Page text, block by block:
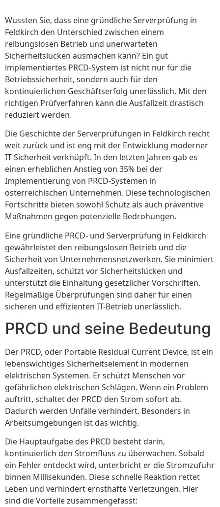
Wussten Sie, dass eine gründliche Serverprüfung in
Feldkirch den Unterschied zwischen einem
reibungslosen Betrieb und unerwarteten
Sicherheitslücken ausmachen kann? Ein gut
implementiertes PRCD-System ist nicht nur für die
Betriebssicherheit, sondern auch für den
kontinuierlichen Geschäftserfolg unerlässlich. Mit den
richtigen Prüfverfahren kann die Ausfallzeit drastisch
reduziert werden.
Die Geschichte der Serverprüfungen in Feldkirch reicht
weit zurück und ist eng mit der Entwicklung moderner
IT-Sicherheit verknüpft. In den letzten Jahren gab es
einen erheblichen Anstieg von 35% bei der
Implementierung von PRCD-Systemen in
österreichischen Unternehmen. Diese technologischen
Fortschritte bieten sowohl Schutz als auch präventive
Maßnahmen gegen potenzielle Bedrohungen.
Eine gründliche PRCD- und Serverprüfung in Feldkirch
gewährleistet den reibungslosen Betrieb und die
Sicherheit von Unternehmensnetzwerken. Sie minimiert
Ausfallzeiten, schützt vor Sicherheitslücken und
unterstützt die Einhaltung gesetzlicher Vorschriften.
Regelmäßige Überprüfungen sind daher für einen
sicheren und effizienten IT-Betrieb unerlässlich.
PRCD und seine Bedeutung
Der PRCD, oder Portable Residual Current Device, ist ein
lebenswichtiges Sicherheitselement in modernen
elektrischen Systemen. Er schützt Menschen vor
gefährlichen elektrischen Schlägen. Wenn ein Problem
auftritt, schaltet der PRCD den Strom sofort ab.
Dadurch werden Unfälle verhindert. Besonders in
Arbeitsumgebungen ist das wichtig.
Die Hauptaufgabe des PRCD besteht darin,
kontinuierlich den Stromfluss zu überwachen. Sobald
ein Fehler entdeckt wird, unterbricht er die Stromzufuhr
binnen Millisekunden. Diese schnelle Reaktion rettet
Leben und verhindert ernsthafte Verletzungen. Hier
sind die Vorteile zusammengefasst: